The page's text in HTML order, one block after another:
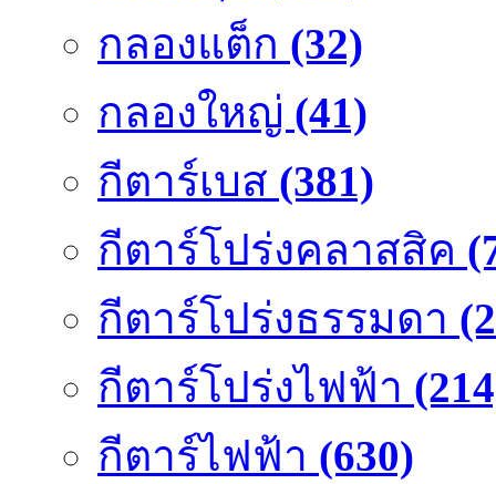
กลองแต็ก (32)
กลองใหญ่ (41)
กีตาร์เบส (381)
กีตาร์โปร่งคลาสสิค
กีตาร์โปร่งธรรมดา
กีตาร์โปร่งไฟฟ้า
กีตาร์ไฟฟ้า (630)